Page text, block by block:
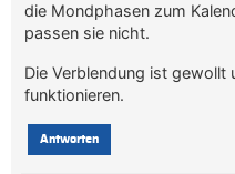
die Mondphasen zum
passen sie nicht.
Die Verblendung ist gewollt
funktionieren.
Antworten